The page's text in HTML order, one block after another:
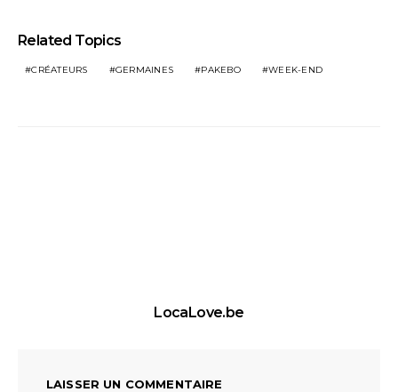
Related Topics
CRÉATEURS GERMAINES PAKEBO WEEK-END
LocaLove.be
LAISSER UN COMMENTAIRE